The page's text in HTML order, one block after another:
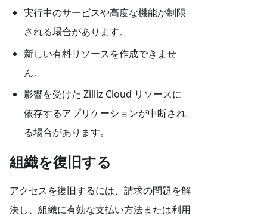
実行中のサービスや高度な機能が制限
される場合があります。
新しい有料リソースを作成できませ
ん。
影響を受けた Zilliz Cloud リソースに
依存するアプリケーションが中断され
る場合があります。
組織を復旧する
アクセスを復旧するには、請求の問題を解
決し、組織に有効な支払い方法または利用